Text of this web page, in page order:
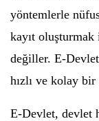
yöntemlerle
kayıt oluşturmak
değiller. E-
hızlı ve kolay
E-Devlet, devlet